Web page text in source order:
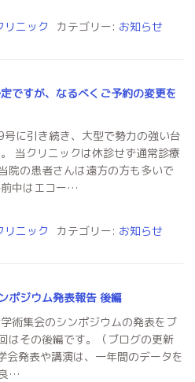
リニック カテゴリー: お知らせ
ですが、なるべくご予約の変更を
に引き続き、大型で勢力の強い台
当クリニックは休診せず通常診療
院の患者さんは遠方の方も多いで
中はエコー…
リニック カテゴリー: お知らせ
ポジウム発表報告 後編
術集会のシンポジウムの発表をブ
はその後編です。（ブログの更新
発表や講演は、一年間のデータを
…